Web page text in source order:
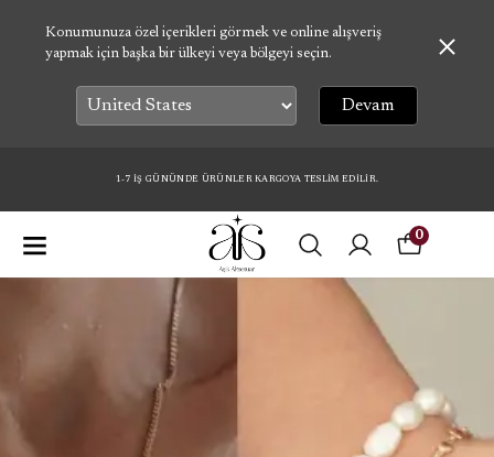
Konumunuza özel içerikleri görmek ve online alışveriş
yapmak için başka bir ülkeyi veya bölgeyi seçin.
Devam
1-7 İŞ GÜNÜNDE ÜRÜNLER KARGOYA TESLİM EDİLİR.
0